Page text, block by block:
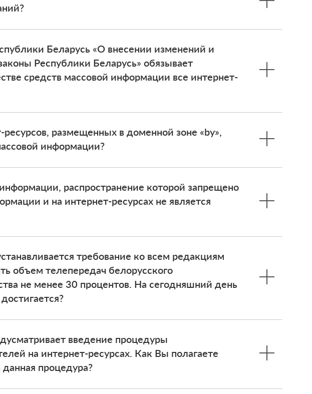
Беларусь «О внесении изменений и
Республики Беларусь» обязывает
средств массовой информации все интернет-
размещенных в доменной зоне «by»,
информации?
распространение которой запрещено
и на интернет-ресурсах не является
требование ко всем редакциям
объем телепередач белорусского
не менее 30 процентов. На сегодняшний день
введение процедуры
на интернет-ресурсах. Как Вы полагаете
процедура?